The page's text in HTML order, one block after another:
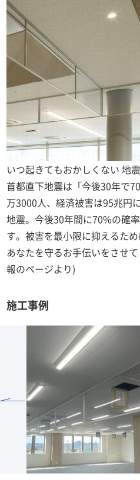
いつ起きてもおかしくない 地
首都直下地震は「今後30年で
万3000人、経済被害は95兆円
地震。今後30年間に70%の確
す。被害を最小限に抑えるた
あなたを守るお手伝いをさせ
報のページより)
施工事例